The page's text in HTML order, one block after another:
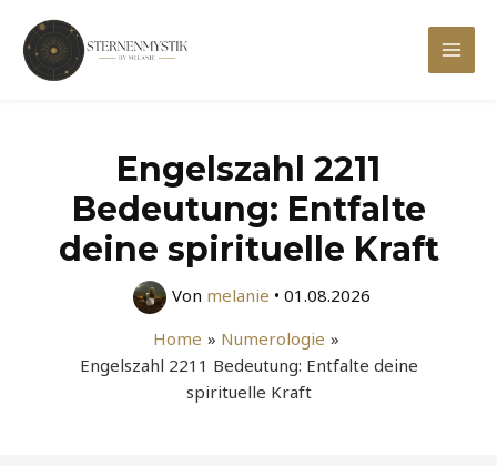
Inhalt
springen
Main
Engelszahl 2211
Bedeutung: Entfalte
deine spirituelle Kraft
Von melanie • 01.08.2026
Home
Numerologie
Engelszahl 2211 Bedeutung: Entfalte deine
spirituelle Kraft